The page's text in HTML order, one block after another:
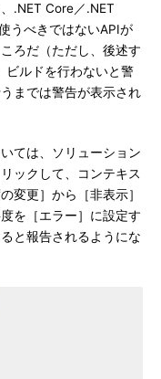
.NET Core／.NET
うべきではないAPIが
ろだ（ただし、後述す
ビルドを行わないと警
までは警告が表示され
ては、ソリューション
ックして、コンテキス
変更］から［非表示］
を［エラー］に設定す
と報告されるようにな